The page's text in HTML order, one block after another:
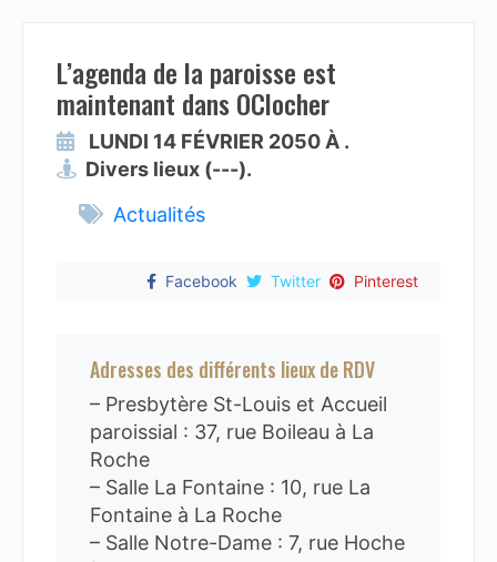
L’agenda de la paroisse est
maintenant dans OClocher
LUNDI 14 FÉVRIER 2050 À .
Divers lieux (---).
Actualités
Facebook Twitter Pinterest
Adresses des différents lieux de RDV
– Presbytère St-Louis et Accueil
paroissial : 37, rue Boileau à La
Roche
– Salle La Fontaine : 10, rue La
Fontaine à La Roche
– Salle Notre-Dame : 7, rue Hoche